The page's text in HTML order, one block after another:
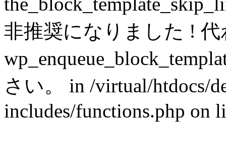
非推奨になりました !
さい。 in /virtual/htdocs/
includes/functions.php on